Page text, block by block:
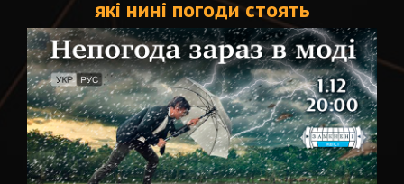
які нині погоди стоять